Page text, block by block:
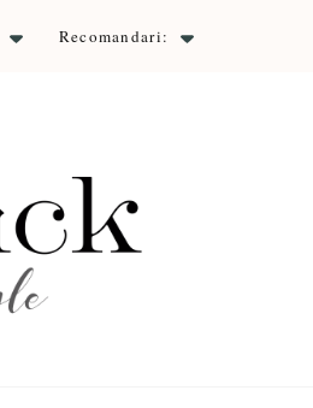
Recomandari: